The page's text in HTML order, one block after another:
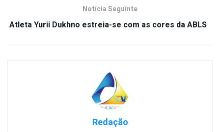
Notícia Seguinte
Atleta Yurii Dukhno estreia-se com as cores da ABLS
Redação